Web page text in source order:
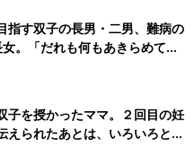
を持ち続けるために、双子サ
ましたが、どんな双子サーク
過去にいくつかの双子サー
ながら派閥やカーストみた
がもらえないサークルもあり
指す双子の長男・二男、難病の
。「だれも何もあきらめてほ
子を授かったママ。２回目の妊
えられたあとは、いろいろと不